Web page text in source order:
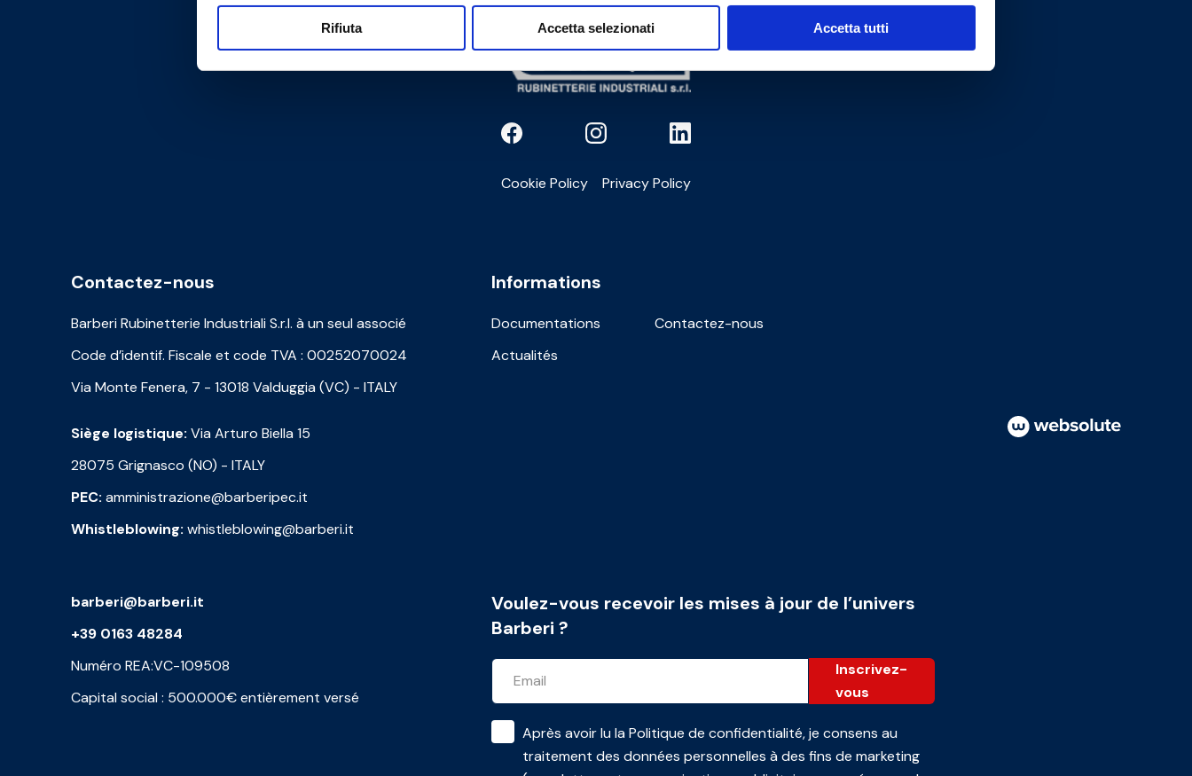
Rifiuta Accetta selezionati Accetta tutti
Cookie Policy Privacy Policy
Contactez-nous
Barberi Rubinetterie Industriali S.r.l. à un seul associé
Code d’identif. Fiscale et code TVA : 00252070024
Via Monte Fenera, 7 - 13018 Valduggia (VC) - ITALY
Siège logistique: Via Arturo Biella 15
28075 Grignasco (NO) - ITALY
PEC: amministrazione@barberipec.it
Whistleblowing: whistleblowing@barberi.it
Informations
Documentations
Contactez-nous
Actualités
barberi@barberi.it
+39 0163 48284
Numéro REA:VC-109508
Capital social : 500.000€ entièrement versé
Voulez-vous recevoir les mises à jour de l’univers
Barberi ?
Inscrivez-
vous
Après avoir lu laPolitique de confidentialité, je consens au
traitement des données personnelles à des fins de marketing